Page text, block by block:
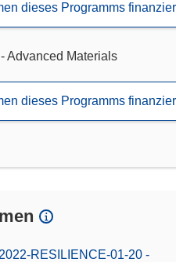
dieses Programms
Advanced Materials
dieses Programms
RESILIENCE-01-20 -